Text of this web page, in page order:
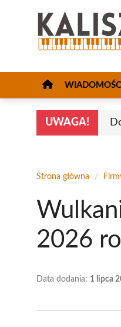
WIADOMOŚCI
UWAGA!
Strona główna /
2026
Data dodania: 1 lipca